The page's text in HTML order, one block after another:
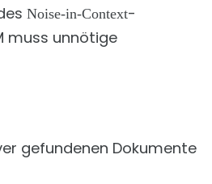
Noise-in-Context-
muss unnötige
gefundenen Dokumente